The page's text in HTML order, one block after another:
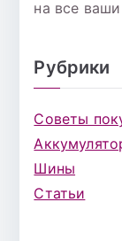
на все
Рубрики
Советы
Шины
Статьи